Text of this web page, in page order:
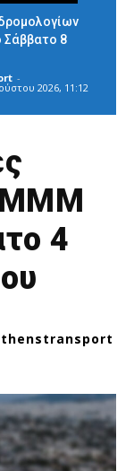
8
-
2026, 11:12
ΜΜΜ
4